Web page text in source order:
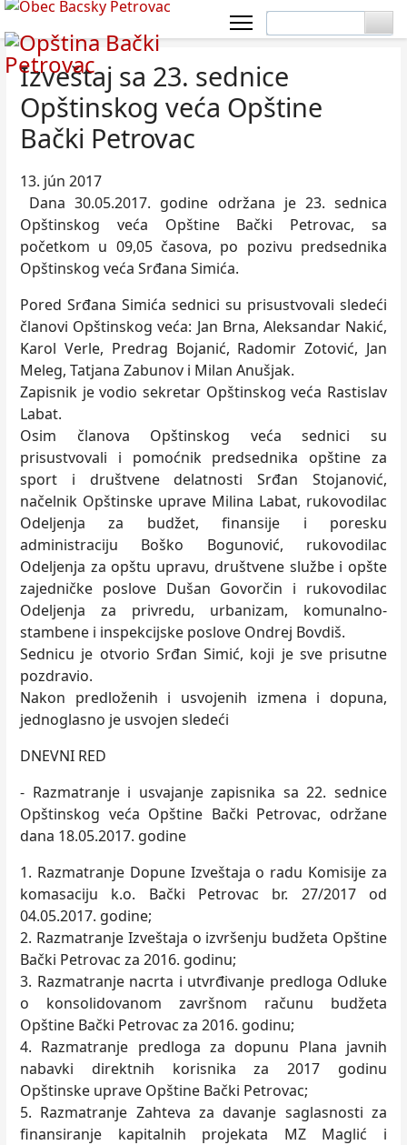
Izveštaj sa 23. sednice
Opštinskog veća Opštine
Bački Petrovac
13. jún 2017
Dana 30.05.2017. godine održana je 23. sednica
Opštinskog veća Opštine Bački Petrovac, sa
početkom u 09,05 časova, po pozivu predsednika
Opštinskog veća Srđana Simića.
Pored Srđana Simića sednici su prisustvovali sledeći
članovi Opštinskog veća: Jan Brna, Aleksandar Nakić,
Karol Verle, Predrag Bojanić, Radomir Zotović, Jan
Meleg, Tatjana Zabunov i Milan Anušjak.
Zapisnik je vodio sekretar Opštinskog veća Rastislav
Labat.
Osim članova Opštinskog veća sednici su
prisustvovali i pomoćnik predsednika opštine za
sport i društvene delatnosti Srđan Stojanović,
načelnik Opštinske uprave Milina Labat, rukovodilac
Odelјenja za budžet, finansije i poresku
administraciju Boško Bogunović, rukovodilac
Odelјenja za opštu upravu, društvene službe i opšte
zajedničke poslove Dušan Govorčin i rukovodilac
Odelјenja za privredu, urbanizam, komunalno-
stambene i inspekcijske poslove Ondrej Bovdiš.
Sednicu je otvorio Srđan Simić, koji je sve prisutne
pozdravio.
Nakon predloženih i usvojenih izmena i dopuna,
jednoglasno je usvojen sledeći
DNEVNI RED
- Razmatranje i usvajanje zapisnika sa 22. sednice
Opštinskog veća Opštine Bački Petrovac, održane
dana 18.05.2017. godine
1. Razmatranje Dopune Izveštaja o radu Komisije za
komasaciju k.o. Bački Petrovac br. 27/2017 od
04.05.2017. godine;
2. Razmatranje Izveštaja o izvršenju budžeta Opštine
Bački Petrovac za 2016. godinu;
3. Razmatranje nacrta i utvrđivanje predloga Odluke
o konsolidovanom završnom računu budžeta
Opštine Bački Petrovac za 2016. godinu;
4. Razmatranje predloga za dopunu Plana javnih
nabavki direktnih korisnika za 2017 godinu
Opštinske uprave Opštine Bački Petrovac;
5. Razmatranje Zahteva za davanje saglasnosti za
finansiranje kapitalnih projekata MZ Maglić i